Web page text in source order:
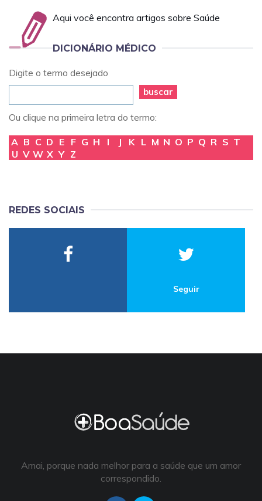
Aqui você encontra artigos sobre Saúde
DICIONÁRIO MÉDICO
Digite o termo desejado
buscar
Ou clique na primeira letra do termo:
A B C D E F G H I J K L M N O P Q R S T
U V W X Y Z
REDES SOCIAIS
Seguir
Amai, porque nada melhor para a saúde que um amor
correspondido.